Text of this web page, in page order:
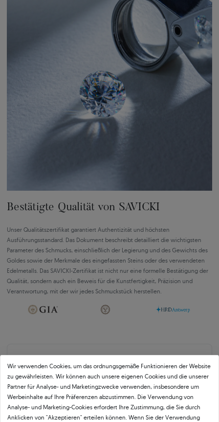
Bestätigte Qualität von SAVICKI
Unser Qualitätszertifikat garantiert Authentizität und höchsten
Ausführungsstandard. Das Dokument beschreibt detailliert die wichtigsten
Parameter des Schmucks, einschließlich der Legierung und des Gewichts des
Goldes sowie der Merkmale des eingefassten Steins oder des verwendeten
Edelmetalls. Das SAVICKI-Zertifikat ist nicht nur eine formelle Bestätigung der
Qualität, sondern auch ein Beweis für die Kunstfertigkeit, Präzision und
Verantwortung, mit der wir jedes Schmuckstück herstellen.
Über11 4845★-Bewertungen in ganz
Europa
GEPRÜFTE BEWERTUNGEN UNSERER KUNDEN
Wir verwenden Cookies, um das ordnungsgemäße Funktionieren der Website
zu gewährleisten. Wir können auch unsere eigenen Cookies und die unserer
Partner für Analyse- und Marketingzwecke verwenden, insbesondere um
Werbeinhalte auf Ihre Präferenzen abzustimmen. Die Verwendung von
Analyse- und Marketing-Cookies erfordert Ihre Zustimmung, die Sie durch
Anklicken von "Akzeptieren" erteilen können. Wenn Sie der Verwendung